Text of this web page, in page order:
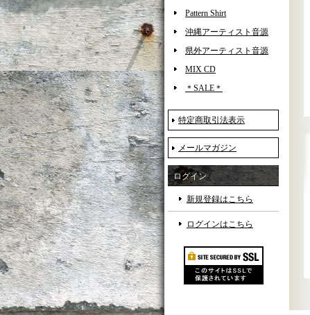
Pattern Shirt
沖縄アーティスト音源
県外アーティスト音源
MIX CD
＊SALE＊
特定商取引法表示
メールマガジン
ログイン
新規登録はこちら
ログインはこちら